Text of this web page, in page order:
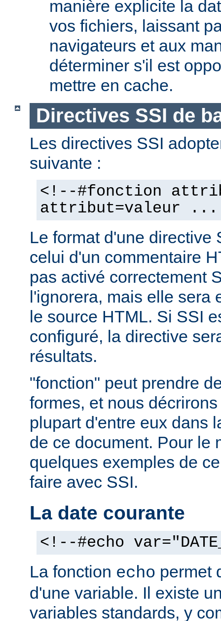
manière explicite la
vos fichiers, laissant
navigateurs et aux
déterminer s'il est
mettre en cache.
Directives SSI de
Les directives SSI
suivante :
<!--#fonction
attribut=valeur
Le format d'une directive
celui d'un commentaire
pas activé correctement
l'ignorera, mais elle sera
le source HTML. Si SSI
configuré, la directive
résultats.
"fonction" peut prendre
formes, et nous
plupart d'entre eux dans
de ce document. Pour le
quelques exemples de
faire avec SSI.
La date courante
<!--#echo
La fonction echo permet
d'une variable. Il existe
variables standards, y